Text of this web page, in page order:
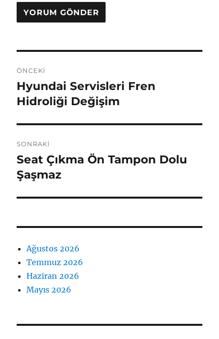
gezinmesi
ÖNCEKI
Önceki
yazı:
Hyundai Servisleri Fren
Hidroliği Değişim
SONRAKI
Sonraki
yazı:
Seat Çıkma Ön Tampon Dolu
Şaşmaz
Ağustos 2026
Temmuz 2026
Haziran 2026
Mayıs 2026